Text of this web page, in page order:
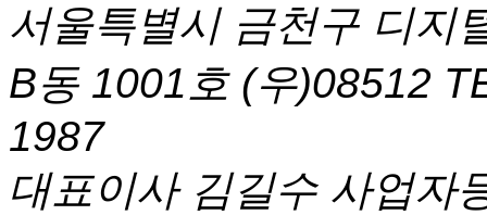
서울특별시 금천구 디지
B동 1001호 (우)08512
1987
대표이사 김길수 사업자